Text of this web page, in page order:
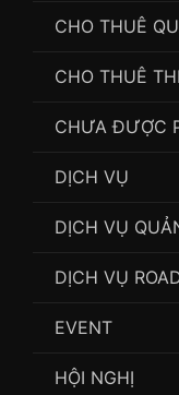
CHO THUÊ
CHO THUÊ
CHƯA ĐƯỢC
DỊCH VỤ
DỊCH VỤ
DỊCH VỤ
EVENT
HỘI NGHỊ